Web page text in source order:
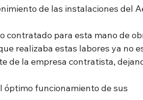
de las instalaciones del
contratado para esta mano de
realizaba estas labores ya no
de la empresa contratista,
óptimo funcionamiento de sus